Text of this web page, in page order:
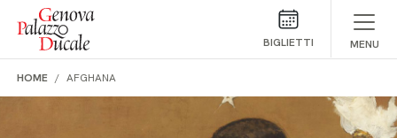
Salta al contenuto
BIGLIETTI MENU
HOME AFGHANA